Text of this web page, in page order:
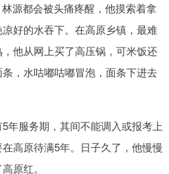
源都会被头痛疼醒，他摸索着拿
好的水吞下。在高原乡镇，最难
他从网上买了高压锅，可米饭还
，水咕嘟咕嘟冒泡，面条下进去
年服务期，其间不能调入或报考上
高原待满5年。日子久了，他慢慢
原红。